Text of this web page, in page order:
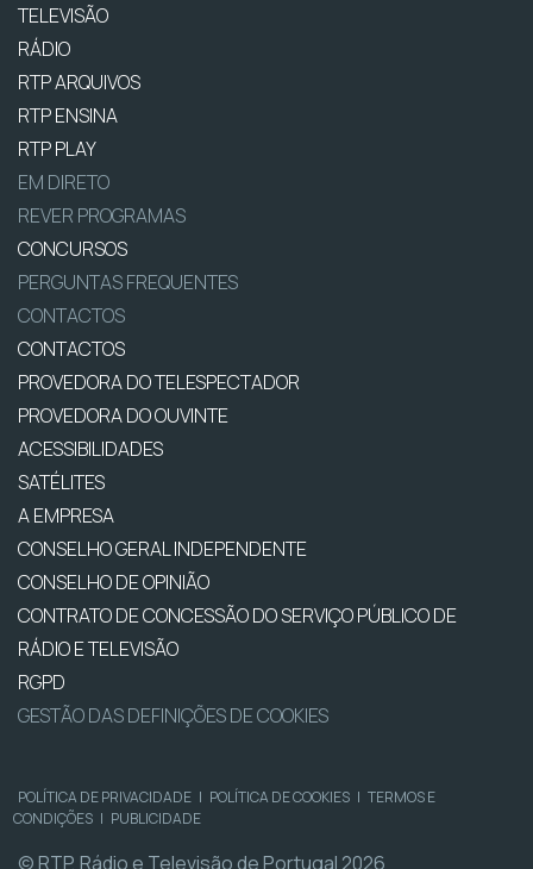
TELEVISÃO
RÁDIO
RTP ARQUIVOS
RTP ENSINA
RTP PLAY
EM DIRETO
REVER PROGRAMAS
CONCURSOS
PERGUNTAS FREQUENTES
CONTACTOS
CONTACTOS
PROVEDORA DO TELESPECTADOR
PROVEDORA DO OUVINTE
ACESSIBILIDADES
SATÉLITES
A EMPRESA
CONSELHO GERAL INDEPENDENTE
CONSELHO DE OPINIÃO
CONTRATO DE CONCESSÃO DO SERVIÇO PÚBLICO DE
RÁDIO E TELEVISÃO
RGPD
GESTÃO DAS DEFINIÇÕES DE COOKIES
POLÍTICA DE PRIVACIDADE | POLÍTICA DE COOKIES | TERMOS E
CONDIÇÕES | PUBLICIDADE
© RTP, Rádio e Televisão de Portugal 2026